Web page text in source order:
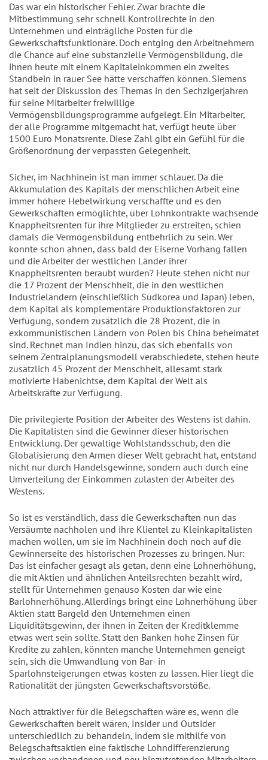
Das war ein historischer Fehler. Zwar brachte die
Mitbestimmung sehr schnell Kontrollrechte in den
Unternehmen und einträgliche Posten für die
Gewerkschaftsfunktionäre. Doch entging den Arbeitnehmern
die Chance auf eine substanzielle Vermögensbildung, die
ihnen heute mit einem Kapitaleinkommen ein zweites
Standbein in rauer See hätte verschaffen können. Siemens
hat seit der Diskussion des Themas in den Sechzigerjahren
für seine Mitarbeiter freiwillige
Vermögensbildungsprogramme aufgelegt. Ein Mitarbeiter,
der alle Programme mitgemacht hat, verfügt heute über
1500 Euro Monatsrente. Diese Zahl gibt ein Gefühl für die
Größenordnung der verpassten Gelegenheit.
Sicher, im Nachhinein ist man immer schlauer. Da die
Akkumulation des Kapitals der menschlichen Arbeit eine
immer höhere Hebelwirkung verschaffte und es den
Gewerkschaften ermöglichte, über Lohnkontrakte wachsende
Knappheitsrenten für ihre Mitglieder zu erstreiten, schien
damals die Vermögensbildung entbehrlich zu sein. Wer
konnte schon ahnen, dass bald der Eiserne Vorhang fallen
und die Arbeiter der westlichen Länder ihrer
Knappheitsrenten beraubt würden? Heute stehen nicht nur
die 17 Prozent der Menschheit, die in den westlichen
Industrieländern (einschließlich Südkorea und Japan) leben,
dem Kapital als komplementäre Produktionsfaktoren zur
Verfügung, sondern zusätzlich die 28 Prozent, die in
exkommunistischen Ländern von Polen bis China beheimatet
sind. Rechnet man Indien hinzu, das sich ebenfalls von
seinem Zentralplanungsmodell verabschiedete, stehen heute
zusätzlich 45 Prozent der Menschheit, allesamt stark
motivierte Habenichtse, dem Kapital der Welt als
Arbeitskräfte zur Verfügung.
Die privilegierte Position der Arbeiter des Westens ist dahin.
Die Kapitalisten sind die Gewinner dieser historischen
Entwicklung. Der gewaltige Wohlstandsschub, den die
Globalisierung den Armen dieser Welt gebracht hat, entstand
nicht nur durch Handelsgewinne, sondern auch durch eine
Umverteilung der Einkommen zulasten der Arbeiter des
Westens.
So ist es verständlich, dass die Gewerkschaften nun das
Versäumte nachholen und ihre Klientel zu Kleinkapitalisten
machen wollen, um sie im Nachhinein doch noch auf die
Gewinnerseite des historischen Prozesses zu bringen. Nur:
Das ist einfacher gesagt als getan, denn eine Lohnerhöhung,
die mit Aktien und ähnlichen Anteilsrechten bezahlt wird,
stellt für Unternehmen genauso Kosten dar wie eine
Barlohnerhöhung. Allerdings bringt eine Lohnerhöhung über
Aktien statt Bargeld den Unternehmen einen
Liquiditätsgewinn, der ihnen in Zeiten der Kreditklemme
etwas wert sein sollte. Statt den Banken hohe Zinsen für
Kredite zu zahlen, könnten manche Unternehmen geneigt
sein, sich die Umwandlung von Bar- in
Sparlohnsteigerungen etwas kosten zu lassen. Hier liegt die
Rationalität der jüngsten Gewerkschaftsvorstöße.
Noch attraktiver für die Belegschaften wäre es, wenn die
Gewerkschaften bereit wären, Insider und Outsider
unterschiedlich zu behandeln, indem sie mithilfe von
Belegschaftsaktien eine faktische Lohndifferenzierung